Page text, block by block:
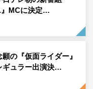
らできたら楽しいかな
も延び新しくなるタイ
活が始まるというこ
ファミリーの皆さん
毎週お届けできるよう
』MCに決定…
の『仮面ライダー』
ギュラー出演決…